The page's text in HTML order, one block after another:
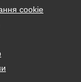
cookie